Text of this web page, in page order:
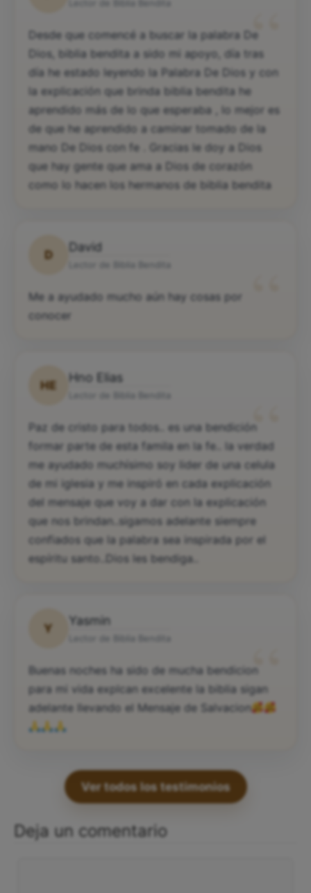
“
Desde que comencé a buscar la palabra De
Dios, biblia bendita a sido mi apoyo, día tras
día he estado leyendo la Palabra De Dios y con
la explicación que brinda biblia bendita he
aprendido más de lo que esperaba , lo mejor es
de que he aprendido a caminar tomado de la
mano De Dios con fe . Gracias le doy a Dios
que hay gente que ama a Dios de corazón
como lo hacen los hermanos de biblia bendita
D
David
Me a ayudado mucho aún hay cosas por
conocer
HE
Hno Elias
“
Paz de cristo para todos.. es una bendición
formar parte de esta famila en la fe.. la verdad
me ayudado muchísimo soy lider de una celula
de mi iglesia y me inspiró en cada explicación
del mensaje que voy a dar con la explicación
que nos brindan..sigamos adelante siempre
confiados que la palabra sea inspirada por el
espíritu santo..Dios les bendiga..
Y
Yasmin
“
Buenas noches ha sido de mucha bendicion
para mi vida explcan excelente la biblia sigan
adelante llevando el Mensaje de Salvacion
Ver todos los testimonios
Deja un comentario